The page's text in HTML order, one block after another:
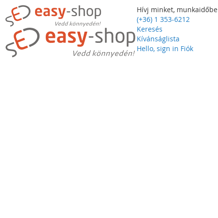
Hívj minket,
(+36) 1 353-6212
Keresés
Kívánságlista
Hello, sign in Fiók